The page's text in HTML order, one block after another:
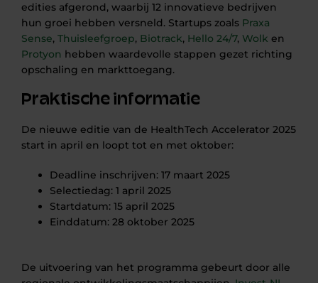
edities afgerond, waarbij 12 innovatieve bedrijven
hun groei hebben versneld. Startups zoals Praxa
Sense, Thuisleefgroep, Biotrack, Hello 24/7, Wolk en
Protyon hebben waardevolle stappen gezet richting
opschaling en markttoegang.
Praktische informatie
De nieuwe editie van de HealthTech Accelerator 2025
start in april en loopt tot en met oktober:
Deadline inschrijven: 17 maart 2025
Selectiedag: 1 april 2025
Startdatum: 15 april 2025
Einddatum: 28 oktober 2025
De uitvoering van het programma gebeurt door alle